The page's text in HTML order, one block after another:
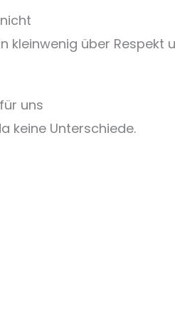
kleinwenig über Respekt
uns
keine Unterschiede.